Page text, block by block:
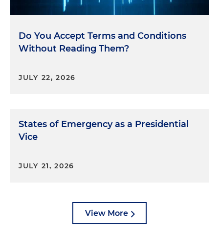
Do You Accept Terms and Conditions
Without Reading Them?
JULY 22, 2026
States of Emergency as a Presidential
Vice
JULY 21, 2026
View More